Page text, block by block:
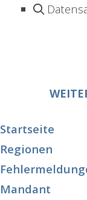
Startseite
Regionen
Mandant